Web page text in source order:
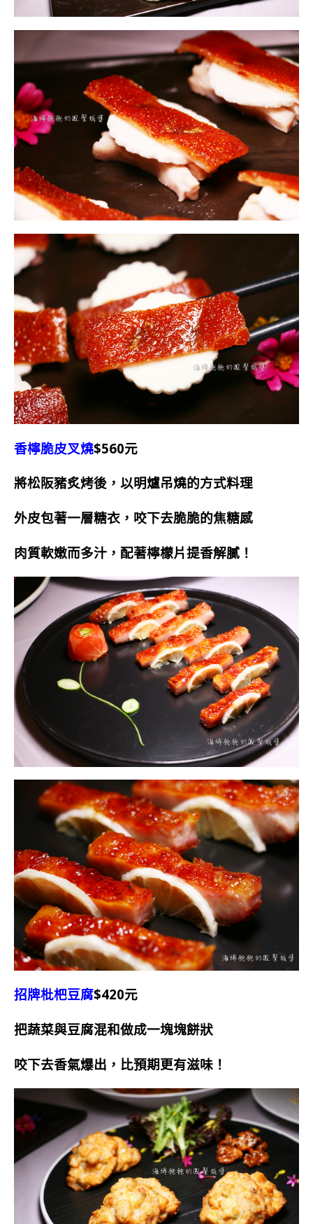
香檸脆皮叉燒$560元
將松阪豬炙烤後，以明爐吊燒的方式料理
外皮包著一層糖衣，咬下去脆脆的焦糖感
肉質軟嫩而多汁，配著檸檬片提香解膩！
招牌枇杷豆腐$420元
把蔬菜與豆腐混和做成一塊塊餅狀
咬下去香氣爆出，比預期更有滋味！